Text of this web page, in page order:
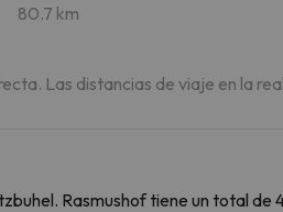
80.7 km
Las distancias de viaje en la
Rasmushof tiene un total